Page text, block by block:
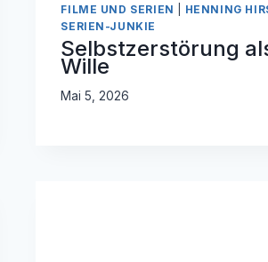
FILME UND SERIEN
HENNING
SERIEN-JUNKIE
Selbstzerstörung
Wille
Mai 5, 2026